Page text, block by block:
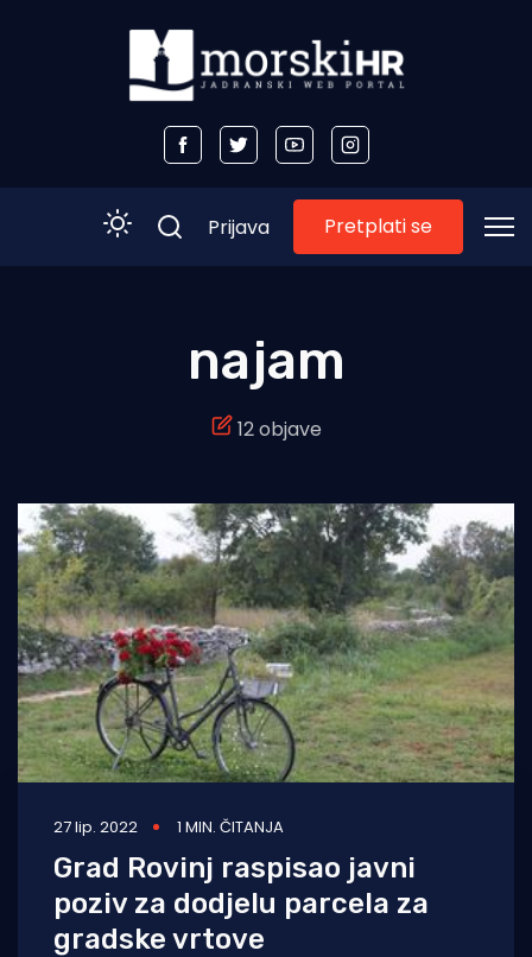
Otoci
Turizam i nautika
Pomorstvo
Ribolov
Ekologija
Tradicija i kultura
Prijava Pretplati se
najam
12 objave
27 lip. 2022 1 MIN. ČITANJA
Grad Rovinj raspisao javni
poziv za dodjelu parcela za
gradske vrtove